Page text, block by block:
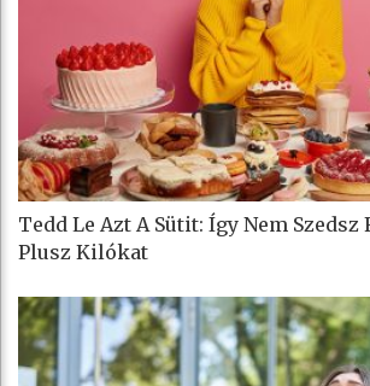
Tedd Le Azt A Sütit: Így Nem Szedsz
Plusz Kilókat